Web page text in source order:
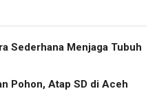
Sederhana Menjaga Tubuh
Pohon, Atap SD di Aceh